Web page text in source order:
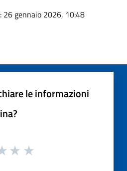
: 26 gennaio 2026, 10:48
le informazioni